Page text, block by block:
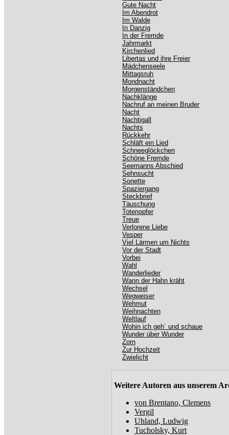
Gute Nacht
Im Abendrot
Im Walde
In Danzig
In der Fremde
Jahrmarkt
Kirchenlied
Libertas und ihre Freier
Mädchenseele
Mittagsruh
Mondnacht
Morgenständchen
Nachklänge
Nachruf an meinen Bruder
Nacht
Nachtigall
Nachts
Rückkehr
Schläft ein Lied
Schneeglöckchen
Schöne Fremde
Seemanns Abschied
Sehnsucht
Sonette
Spaziergang
Steckbrief
Täuschung
Totenopfer
Treue
Verlorene Liebe
Vesper
Viel Lärmen um Nichts
Vor der Stadt
Vorbei
Wahl
Wanderlieder
Wann der Hahn kräht
Wechsel
Wegweiser
Wehmut
Weihnachten
Weltlauf
Wohin ich geh´ und schaue
Wunder über Wunder
Zorn
Zur Hochzeit
Zwielicht
Weitere Autoren aus unserem
von Brentano, Clemens
Vergil
Uhland, Ludwig
Tucholsky, Kurt